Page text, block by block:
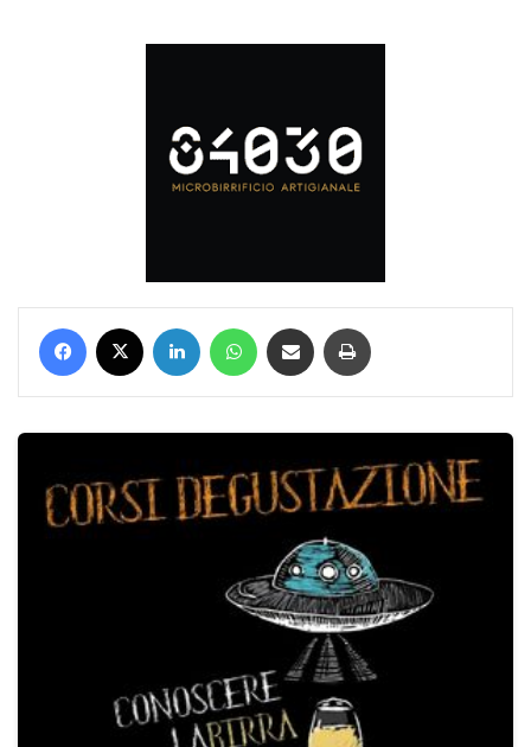
Facebook LinkedIn WhatsApp Condividi via mail